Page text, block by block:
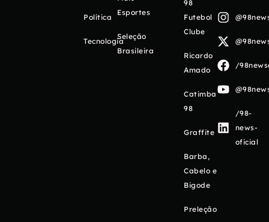
Política
Tecnologia
Esportes
Seleção
Brasileira
98
Futebol
Clube
Ricardo
Amado
Catimba
98
Graffite
Barba,
Cabelo e
Bigode
Preleção
/
/98-
news-
oficial